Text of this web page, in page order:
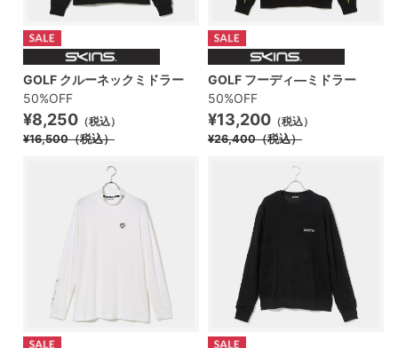
GOLF クルーネックミドラー
50%OFF
¥8,250 （税込）
¥16,500（税込）
GOLF フーディ―ミドラー
50%OFF
¥13,200 （税込）
¥26,400（税込）